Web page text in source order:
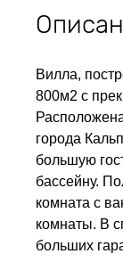
Вилла,
800м2 с
города
большую
бассейну.
комната с
комнаты. В
больших